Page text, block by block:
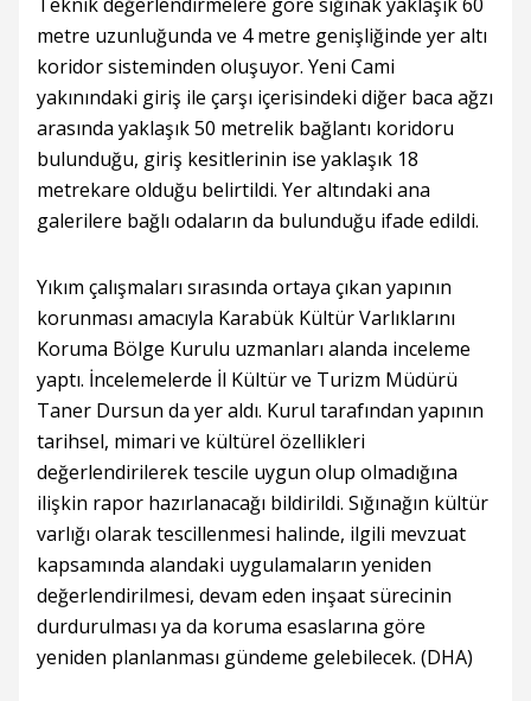
metre uzunluğunda ve 4 metre genişliğinde yer altı
koridor sisteminden oluşuyor. Yeni Cami
yakınındaki giriş ile çarşı içerisindeki diğer baca ağzı
arasında yaklaşık 50 metrelik bağlantı koridoru
bulunduğu, giriş kesitlerinin ise yaklaşık 18
metrekare olduğu belirtildi. Yer altındaki ana
galerilere bağlı odaların da bulunduğu ifade edildi.
Yıkım çalışmaları sırasında ortaya çıkan yapının
korunması amacıyla Karabük Kültür Varlıklarını
Koruma Bölge Kurulu uzmanları alanda inceleme
yaptı. İncelemelerde İl Kültür ve Turizm Müdürü
Taner Dursun da yer aldı. Kurul tarafından yapının
tarihsel, mimari ve kültürel özellikleri
değerlendirilerek tescile uygun olup olmadığına
ilişkin rapor hazırlanacağı bildirildi. Sığınağın kültür
varlığı olarak tescillenmesi halinde, ilgili mevzuat
kapsamında alandaki uygulamaların yeniden
değerlendirilmesi, devam eden inşaat sürecinin
durdurulması ya da koruma esaslarına göre
yeniden planlanması gündeme gelebilecek. (DHA)